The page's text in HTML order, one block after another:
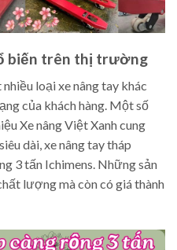
biến trên thị trường
loại xe nâng tay khác
của khách hàng. Một số
Xe nâng Việt Xanh cung
dài, xe nâng tay tháp
3 tấn Ichimens. Những sản
lượng mà còn có giá thành